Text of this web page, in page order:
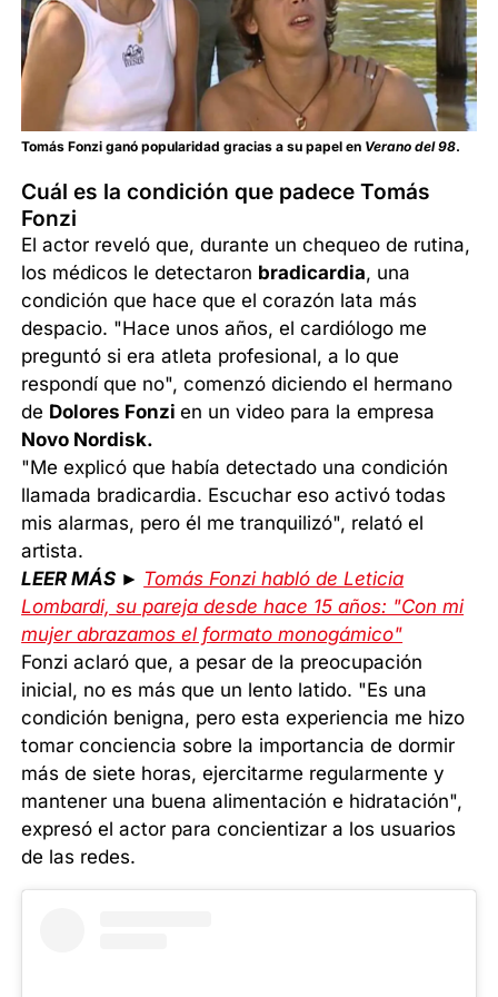
Tomás Fonzi ganó popularidad gracias a su papel en Verano del 98.
Cuál es la condición que padece Tomás
Fonzi
El actor reveló que, durante un chequeo de rutina,
los médicos le detectaron bradicardia, una
condición que hace que el corazón lata más
despacio. "Hace unos años, el cardiólogo me
preguntó si era atleta profesional, a lo que
respondí que no", comenzó diciendo el hermano
de Dolores Fonzien un video para la empresa
Novo Nordisk.
"Me explicó que había detectado una condición
llamada bradicardia. Escuchar eso activó todas
mis alarmas, pero él me tranquilizó", relató el
artista.
LEER MÁS ► Tomás Fonzi habló de Leticia
Lombardi, su pareja desde hace 15 años: "Con mi
mujer abrazamos el formato monogámico"
Fonzi aclaró que, a pesar de la preocupación
inicial, no es más que un lento latido. "Es una
condición benigna, pero esta experiencia me hizo
tomar conciencia sobre la importancia de dormir
más de siete horas, ejercitarme regularmente y
mantener una buena alimentación e hidratación",
expresó el actor para concientizar a los usuarios
de las redes.